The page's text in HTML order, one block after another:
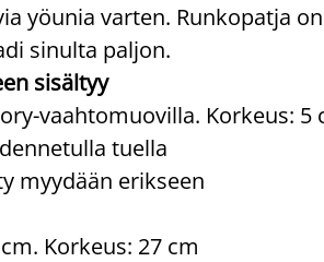
yöunia varten. Runkopatja
sinulta paljon.
sisältyy
vaahtomuovilla. Korkeus: 5
tuella
myydään erikseen
Korkeus: 27 cm